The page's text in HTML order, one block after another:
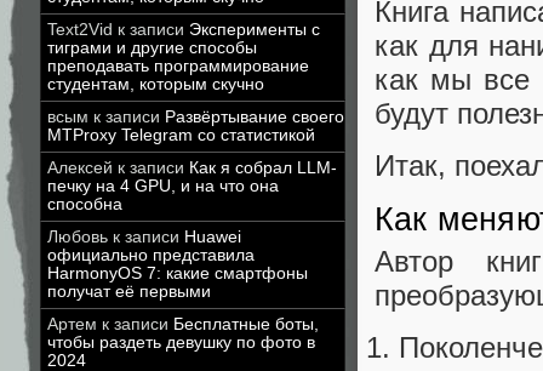
Text2Vid к записи Эксперименты с
тиграми и другие способы
преподавать программирование
студентам, которым скучно
всым к записи Развёртывание своего
MTProxy Telegram со статистикой
Алексей к записи Как я собрал LLM-
печку на 4 GPU, и на что она
способна
Любовь к записи Huawei
официально представила
HarmonyOS 7: какие смартфоны
получат её первыми
Артем к записи Бесплатные боты,
чтобы раздеть девушку по фото в
2024
Книга
как для
как мы все
будут
Итак,
Как
Автор